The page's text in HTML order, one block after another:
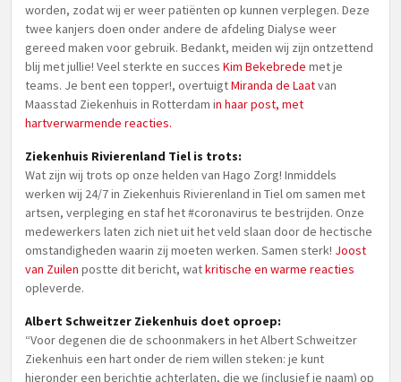
worden, zodat wij er weer patiënten op kunnen verplegen. Deze
twee kanjers doen onder andere de afdeling Dialyse weer
gereed maken voor gebruik. Bedankt, meiden wij zijn ontzettend
blij met jullie! Veel sterkte en succes Kim Bekebrede met je
teams. Je bent een topper!, overtuigtMiranda de Laatvan
Maasstad Ziekenhuis in Rotterdam in haar post, met
hartverwarmende reacties.
Ziekenhuis Rivierenland Tiel is trots:
Wat zijn wij trots op onze helden van Hago Zorg! Inmiddels
werken wij 24/7 in Ziekenhuis Rivierenland in Tiel om samen met
artsen, verpleging en staf het #coronavirus te bestrijden. Onze
medewerkers laten zich niet uit het veld slaan door de hectische
omstandigheden waarin zij moeten werken. Samen sterk! Joost
van Zuilen postte dit bericht, watkritische en warme reacties
opleverde.
Albert Schweitzer Ziekenhuis doet oproep:
“Voor degenen die de schoonmakers in het Albert Schweitzer
Ziekenhuis een hart onder de riem willen steken: je kunt
hieronder een berichtje achterlaten, die we (inclusief je naam) op